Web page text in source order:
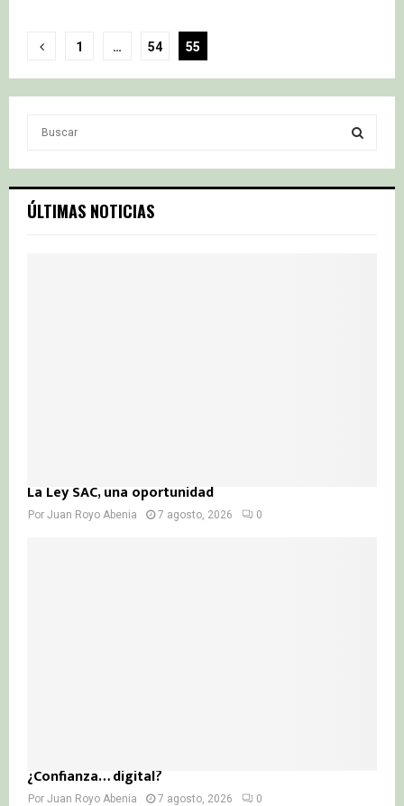
Paginación
de
1 … 54 55
c
h
S
ÚLTIMAS NOTICIAS
La Ley SAC, una oportunidad
Por Juan Royo Abenia 7 agosto, 2026 0
¿Confianza… digital?
Por Juan Royo Abenia 7 agosto, 2026 0